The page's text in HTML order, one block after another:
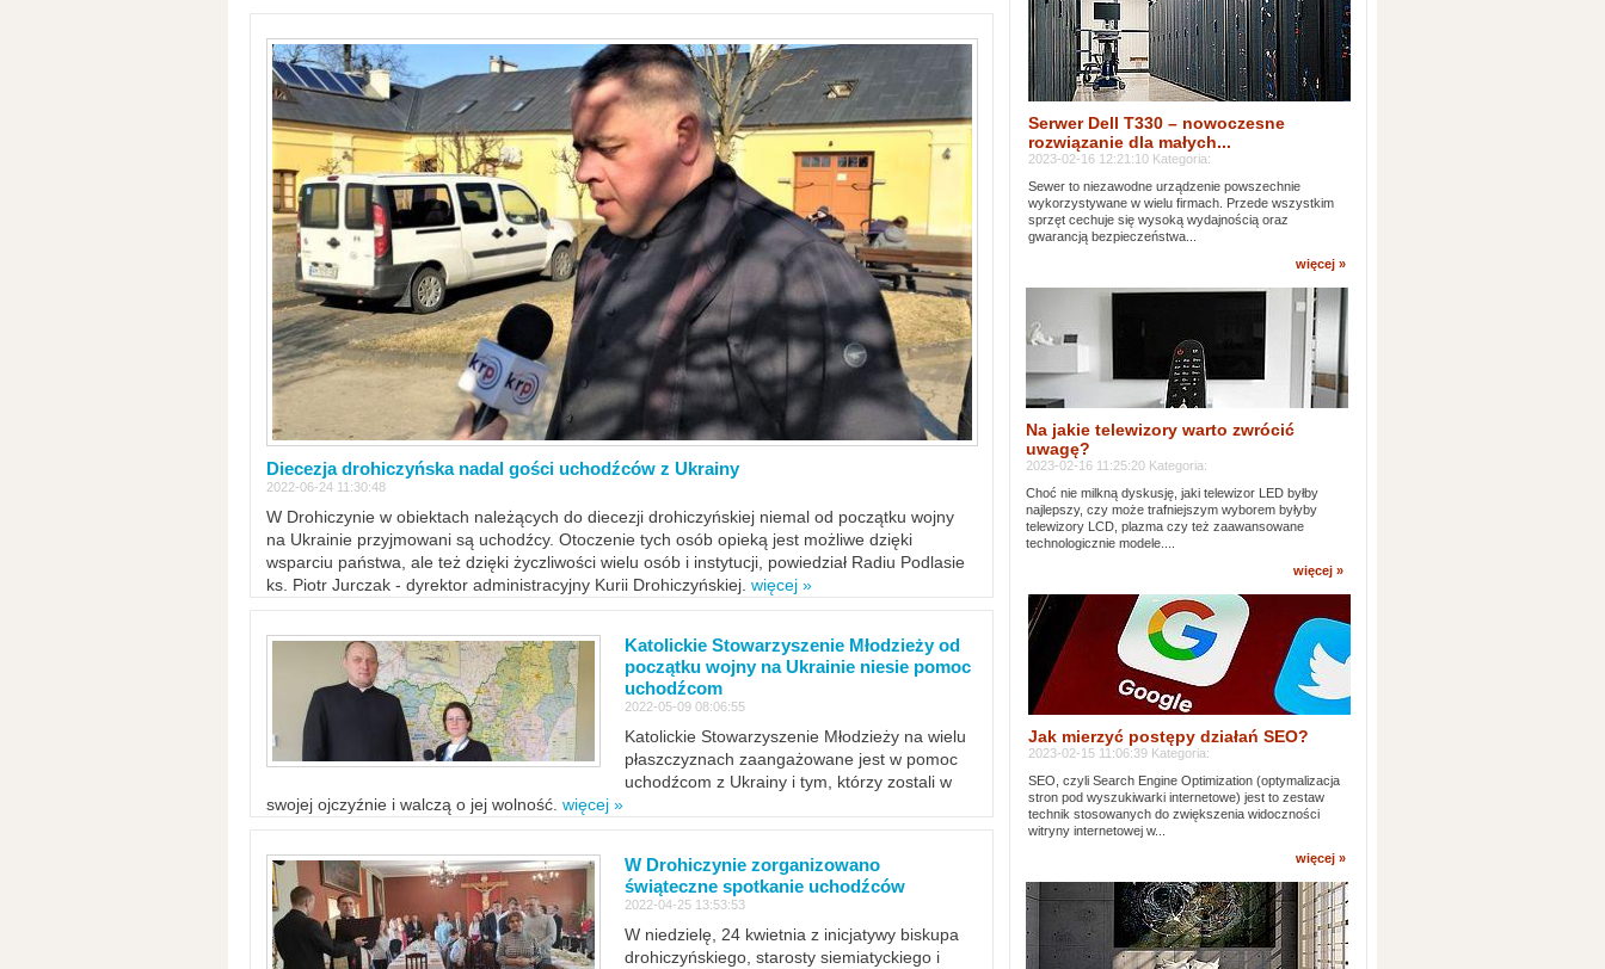
Diecezja drohiczyńska nadal gości uchodźców z Ukrainy
2022-06-24 11:30:48
W Drohiczynie w obiektach należących do diecezji drohiczyńskiej niemal od początku wojny
na Ukrainie przyjmowani są uchodźcy. Otoczenie tych osób opieką jest możliwe dzięki
wsparciu państwa, ale też dzięki życzliwości wielu osób i instytucji, powiedział Radiu Podlasie
ks. Piotr Jurczak - dyrektor administracyjny Kurii Drohiczyńskiej. więcej »
Katolickie Stowarzyszenie Młodzieży od
początku wojny na Ukrainie niesie pomoc
uchodźcom
2022-05-09 08:06:55
Katolickie Stowarzyszenie Młodzieży na wielu
płaszczyznach zaangażowane jest w pomoc
uchodźcom z Ukrainy i tym, którzy zostali w
swojej ojczyźnie i walczą o jej wolność. więcej »
W Drohiczynie zorganizowano
świąteczne spotkanie uchodźców
2022-04-25 13:53:53
W niedzielę, 24 kwietnia z inicjatywy biskupa
drohiczyńskiego, starosty siemiatyckiego i
Serwer Dell T330 – nowoczesne
rozwiązanie dla małych...
2023-02-16 12:21:10 Kategoria:
Sewer to niezawodne urządzenie powszechnie
wykorzystywane w wielu firmach. Przede wszystkim
sprzęt cechuje się wysoką wydajnością oraz
gwarancją bezpieczeństwa...
więcej »
Na jakie telewizory warto zwrócić
uwagę?
2023-02-16 11:25:20 Kategoria:
Choć nie milkną dyskusję, jaki telewizor LED byłby
najlepszy, czy może trafniejszym wyborem byłyby
telewizory LCD, plazma czy też zaawansowane
technologicznie modele....
więcej »
Jak mierzyć postępy działań SEO?
2023-02-15 11:06:39 Kategoria:
SEO, czyli Search Engine Optimization (optymalizacja
stron pod wyszukiwarki internetowe) jest to zestaw
technik stosowanych do zwiększenia widoczności
witryny internetowej w...
więcej »